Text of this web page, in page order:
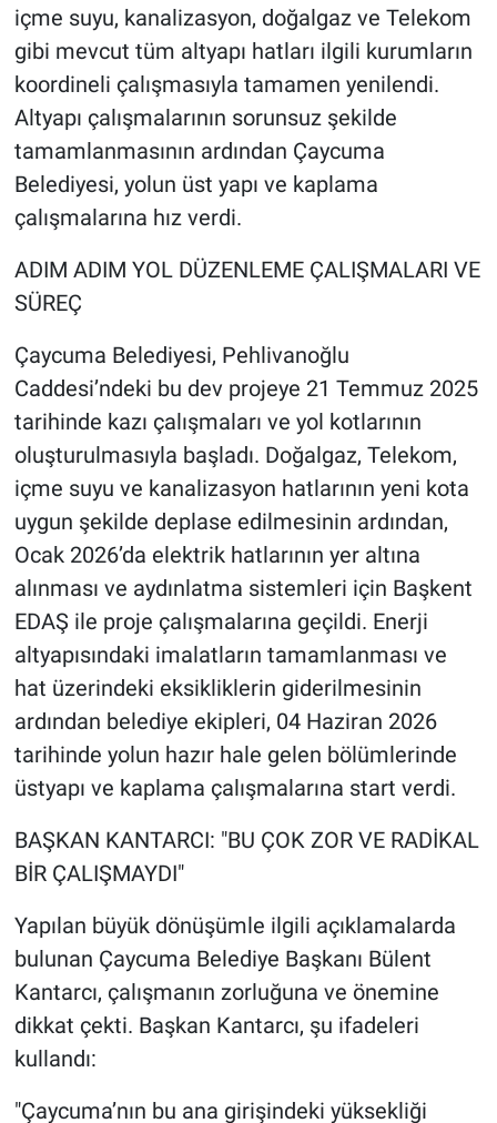
içme suyu, kanalizasyon, doğalgaz ve Telekom
gibi mevcut tüm altyapı hatları ilgili kurumların
koordineli çalışmasıyla tamamen yenilendi.
Altyapı çalışmalarının sorunsuz şekilde
tamamlanmasının ardından Çaycuma
Belediyesi, yolun üst yapı ve kaplama
çalışmalarına hız verdi.
ADIM ADIM YOL DÜZENLEME ÇALIŞMALARI VE
SÜREÇ
Çaycuma Belediyesi, Pehlivanoğlu
Caddesi’ndeki bu dev projeye 21 Temmuz 2025
tarihinde kazı çalışmaları ve yol kotlarının
oluşturulmasıyla başladı. Doğalgaz, Telekom,
içme suyu ve kanalizasyon hatlarının yeni kota
uygun şekilde deplase edilmesinin ardından,
Ocak 2026’da elektrik hatlarının yer altına
alınması ve aydınlatma sistemleri için Başkent
EDAŞ ile proje çalışmalarına geçildi. Enerji
altyapısındaki imalatların tamamlanması ve
hat üzerindeki eksikliklerin giderilmesinin
ardından belediye ekipleri, 04 Haziran 2026
tarihinde yolun hazır hale gelen bölümlerinde
üstyapı ve kaplama çalışmalarına start verdi.
BAŞKAN KANTARCI: "BU ÇOK ZOR VE RADİKAL
BİR ÇALIŞMAYDI"
Yapılan büyük dönüşümle ilgili açıklamalarda
bulunan Çaycuma Belediye Başkanı Bülent
Kantarcı, çalışmanın zorluğuna ve önemine
dikkat çekti. Başkan Kantarcı, şu ifadeleri
kullandı:
"Çaycuma’nın bu ana girişindeki yüksekliği